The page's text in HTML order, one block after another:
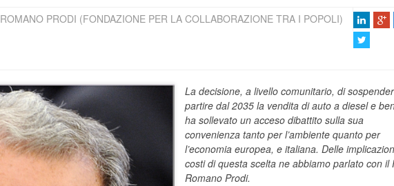
ROMANO PRODI (FONDAZIONE PER LA COLLABORAZIONE TRA I POPOLI)
La decisione, a livello comunitario, di
partire dal 2035 la vendita di auto a diesel e
ha sollevato un acceso dibattito sulla sua
convenienza tanto per l’ambiente quanto per
l’economia europea, e italiana. Delle
costi di questa scelta ne abbiamo parlato con il
Romano Prodi.